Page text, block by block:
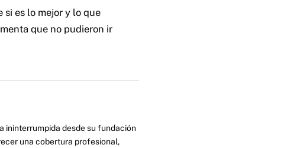
es lo mejor y lo que
que no pudieron ir
ininterrumpida desde su fundación
una cobertura profesional,